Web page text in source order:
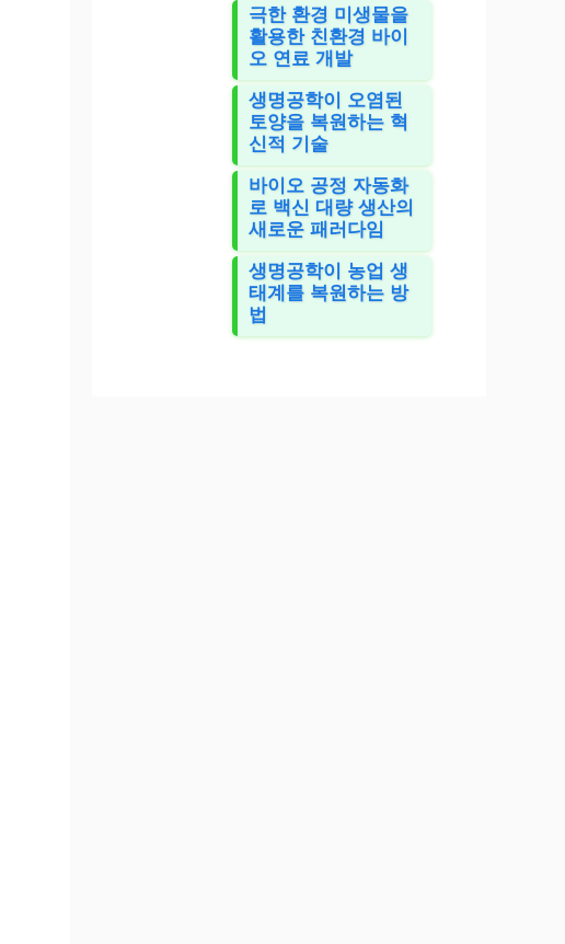
극한 환경 미생물을
활용한 친환경 바이
오 연료 개발
생명공학이 오염된
토양을 복원하는 혁
신적 기술
바이오 공정 자동화
로 백신 대량 생산의
새로운 패러다임
생명공학이 농업 생
태계를 복원하는 방
법